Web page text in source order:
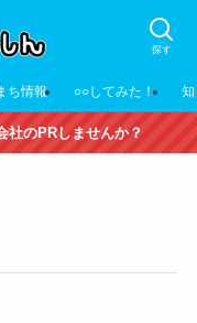
探す
ち情報 ○○してみた！
社のPRしませんか？